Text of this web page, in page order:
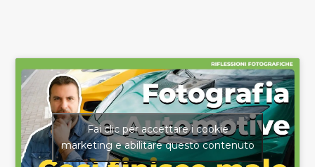
Fai clic per accettare i cookie
marketing e abilitare questo contenuto